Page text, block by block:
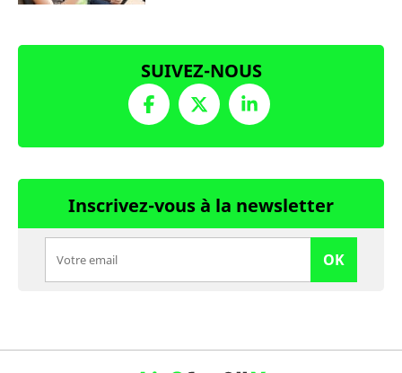
SUIVEZ-NOUS
Inscrivez-vous à la newsletter
OK